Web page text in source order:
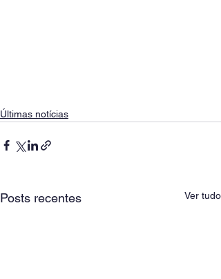
Últimas notícias
Posts recentes Ver tudo